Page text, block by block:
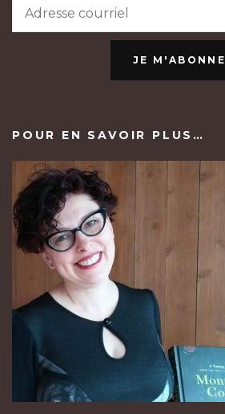
JE M'ABONNE
POUR EN SAVOIR PLUS…